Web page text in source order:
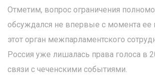
Отметим, вопрос ограничения
обсуждался не впервые с момента ее
этот орган межпарламентского
Россия уже лишалась права голоса в
связи с чеченскими событиями.